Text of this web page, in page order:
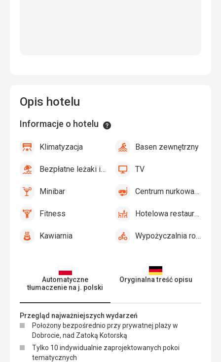
Automatyczne
tłumaczenie na j. polski
Oryginalna treść opisu
Przegląd najważniejszych wydarzeń
Położony bezpośrednio przy prywatnej plaży w
Dobrocie, nad Zatoką Kotorską
Tylko 10 indywidualnie zaprojektowanych pokoi
tematycznych
Opis hotelu
Informacje o hotelu Informacje
Klimatyzacja
Klimatyzacja
tak
BasenBasen zewnętrzny
tak
Bezpłatne
i
przy
Bezpłatne leżaki i parasole przy basenie
tak TV TV
tak
Minibar,Minibar
tak
Centrum
Centrum nurkowania
tak
FitnessFitness
tak
Hotelowa
Hotelowa restauracja
tak
Kawiarnia
Kawiarnia
tak
Wypożyczalnia
Wypożyczalnia rowerów
tak